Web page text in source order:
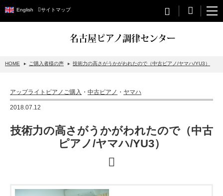
English サイトマップ
名古屋ピアノ調律センター
スタインウェイについて
アップライトピアノ
ベヒシュタイングランドピアノ
HOME ご購入者様の声 技術力の高さがうかがわれたので（中古ピアノ/ヤマハ/YU3）
アップライトピアノご購入 ・ 中古ピアノ ・ ヤマハ
2018.07.12
技術力の高さがうかがわれたので（中古
ピアノ/ヤマハ/YU3）